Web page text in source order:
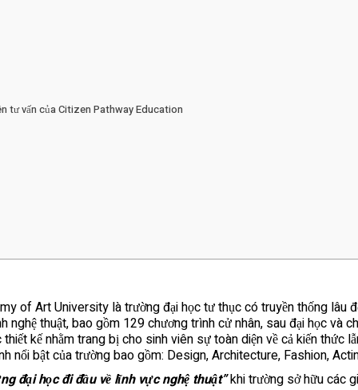
tư vấn của Citizen Pathway Education
of Art University là trường đại học tư thục có truyền thống lâu
nghệ thuật, bao gồm 129 chương trình cử nhân, sau đại học và
kế nhằm trang bị cho sinh viên sự toàn diện về cả kiến thức
nổi bật của trường bao gồm: Design, Architecture, Fashion,
đại học đi đầu về lĩnh vực nghệ thuật”khi trường sở hữu các